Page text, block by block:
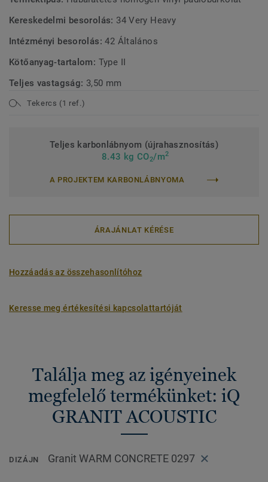
Kereskedelmi besorolás: 34 Very Heavy
Intézményi besorolás:42 Általános
Kötőanyag-tartalom: Type II
Teljes vastagság: 3,50 mm
Tekercs (1 ref.)
Teljes karbonlábnyom (újrahasznosítás)
8.43 kg CO2/m2
A PROJEKTEM KARBONLÁBNYOMA
ÁRAJÁNLAT KÉRÉSE
Hozzáadás az összehasonlítóhoz
Keresse meg értékesítési kapcsolattartóját
Találja meg az igényeinek
megfelelő termékünket: iQ
GRANIT ACOUSTIC
DIZÁJN Granit WARM CONCRETE 0297